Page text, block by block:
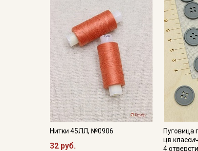
Нитки 45ЛЛ, №0906
32 руб.
Пуговица
4